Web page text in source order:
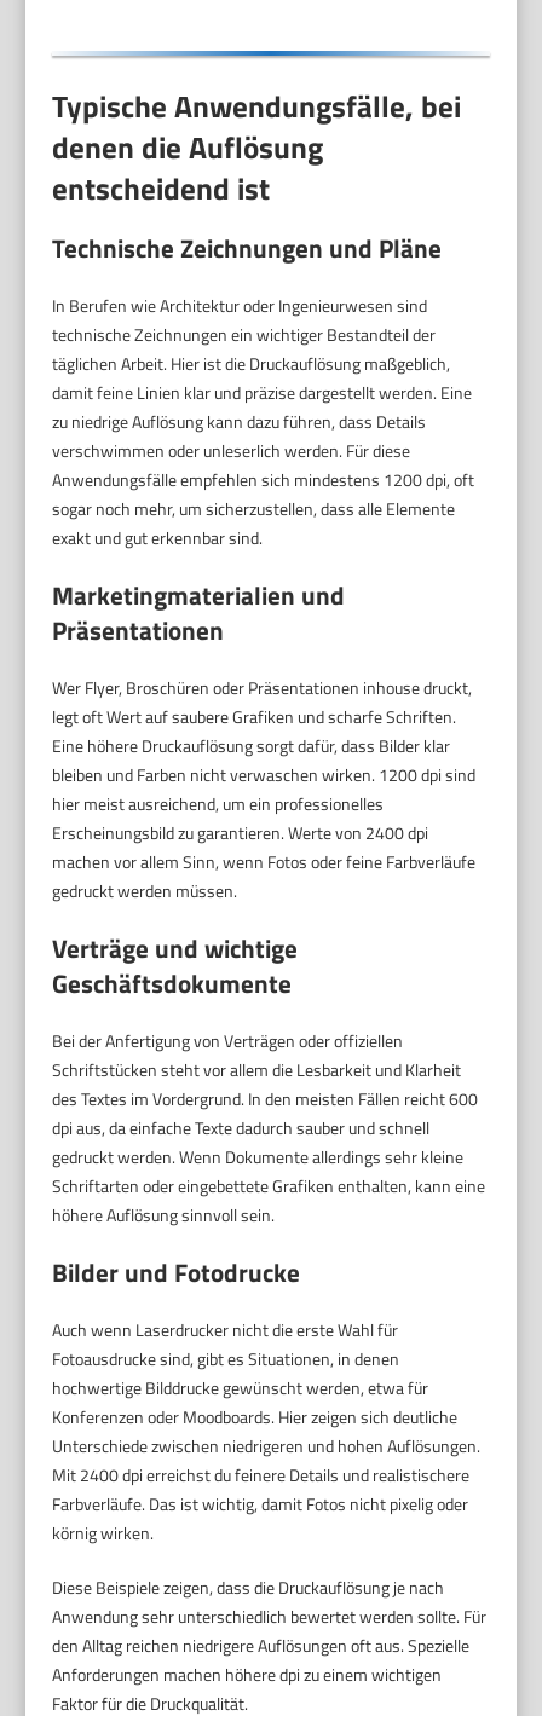
Typische Anwendungsfälle, bei
denen die Auflösung
entscheidend ist
Technische Zeichnungen und Pläne
In Berufen wie Architektur oder Ingenieurwesen sind
technische Zeichnungen ein wichtiger Bestandteil der
täglichen Arbeit. Hier ist die Druckauflösung maßgeblich,
damit feine Linien klar und präzise dargestellt werden. Eine
zu niedrige Auflösung kann dazu führen, dass Details
verschwimmen oder unleserlich werden. Für diese
Anwendungsfälle empfehlen sich mindestens 1200 dpi, oft
sogar noch mehr, um sicherzustellen, dass alle Elemente
exakt und gut erkennbar sind.
Marketingmaterialien und
Präsentationen
Wer Flyer, Broschüren oder Präsentationen inhouse druckt,
legt oft Wert auf saubere Grafiken und scharfe Schriften.
Eine höhere Druckauflösung sorgt dafür, dass Bilder klar
bleiben und Farben nicht verwaschen wirken. 1200 dpi sind
hier meist ausreichend, um ein professionelles
Erscheinungsbild zu garantieren. Werte von 2400 dpi
machen vor allem Sinn, wenn Fotos oder feine Farbverläufe
gedruckt werden müssen.
Verträge und wichtige
Geschäftsdokumente
Bei der Anfertigung von Verträgen oder offiziellen
Schriftstücken steht vor allem die Lesbarkeit und Klarheit
des Textes im Vordergrund. In den meisten Fällen reicht 600
dpi aus, da einfache Texte dadurch sauber und schnell
gedruckt werden. Wenn Dokumente allerdings sehr kleine
Schriftarten oder eingebettete Grafiken enthalten, kann eine
höhere Auflösung sinnvoll sein.
Bilder und Fotodrucke
Auch wenn Laserdrucker nicht die erste Wahl für
Fotoausdrucke sind, gibt es Situationen, in denen
hochwertige Bilddrucke gewünscht werden, etwa für
Konferenzen oder Moodboards. Hier zeigen sich deutliche
Unterschiede zwischen niedrigeren und hohen Auflösungen.
Mit 2400 dpi erreichst du feinere Details und realistischere
Farbverläufe. Das ist wichtig, damit Fotos nicht pixelig oder
körnig wirken.
Diese Beispiele zeigen, dass die Druckauflösung je nach
Anwendung sehr unterschiedlich bewertet werden sollte. Für
den Alltag reichen niedrigere Auflösungen oft aus. Spezielle
Anforderungen machen höhere dpi zu einem wichtigen
Faktor für die Druckqualität.